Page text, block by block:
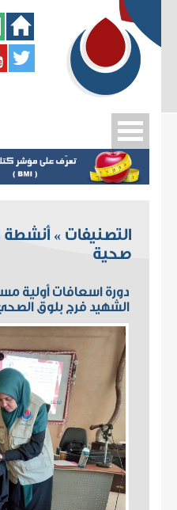
التصنيفات » أنشطة
صحية
دورة اسعافات أولية
الشهيد فرج بلوق